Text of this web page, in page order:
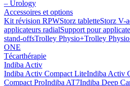
– Urology
Accessoires et options
Kit révision RPWStorz tabletteStorz V-
applicateurs radialSupport pour
stand-offsTrolley Physio+Trolley
ONE
Técarthérapie
Indiba Activ
Indiba Activ Compact LiteIndiba Activ
Compact ProIndiba AT7Indiba Deep